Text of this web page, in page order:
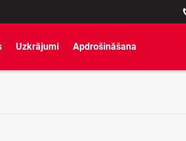
Uzkrājumi Apdrošināšana